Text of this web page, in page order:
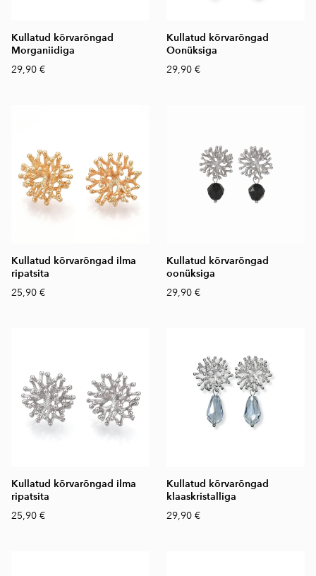
Kullatud kõrvarõngad
Morganiidiga
29,90 €
Kullatud kõrvarõngad
Oonüksiga
29,90 €
Kullatud kõrvarõngad ilma
ripatsita
25,90 €
Kullatud kõrvarõngad
oonüksiga
29,90 €
Kullatud kõrvarõngad ilma
ripatsita
25,90 €
Kullatud kõrvarõngad
klaaskristalliga
29,90 €